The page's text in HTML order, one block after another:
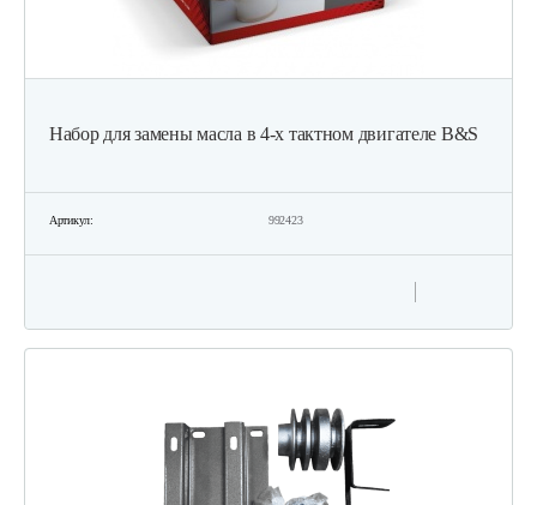
Набор для замены масла в 4-х тактном двигателе B&S
Артикул: 992423